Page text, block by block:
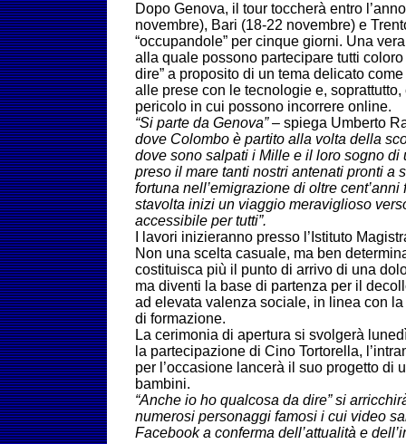
Dopo Genova, il tour toccherà entro
novembre), Bari (18-22 novembre) e
“occupandole” per cinque giorni. Una
alla quale possono partecipare tutti
dire” a proposito di un tema delicato
alle prese con le tecnologie e,
pericolo in cui possono incorrere online.
“Si parte da Genova”– spiega Umberto
dove Colombo è partito alla volta della
dove sono salpati i Mille e il loro sogno di
preso il mare tanti nostri antenati pronti a
fortuna nell’emigrazione di oltre cent’anni
stavolta inizi un viaggio meraviglioso
accessibile per tutti”.
I lavori inizieranno presso l’Istituto
Non una scelta casuale, ma ben
costituisca più il punto di arrivo di una
ma diventi la base di partenza per il
ad elevata valenza sociale, in linea con
di formazione.
La cerimonia di apertura si svolgerà
la partecipazione di Cino Tortorella,
per l’occasione lancerà il suo progetto di
bambini.
“Anche io ho qualcosa da dire” si
numerosi personaggi famosi i cui video
Facebook a conferma dell’attualità e